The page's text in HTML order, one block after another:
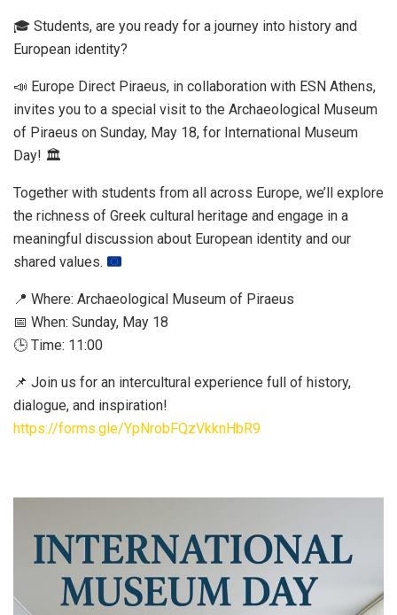
🎓 Students, are you ready for a journey into history and
European identity?
📣 Europe Direct Piraeus, in collaboration with ESN Athens,
invites you to a special visit to the Archaeological Museum
of Piraeus on Sunday, May 18, for International Museum
Day! 🏛️
Together with students from all across Europe, we’ll explore
the richness of Greek cultural heritage and engage in a
meaningful discussion about European identity and our
shared values.
📍 Where: Archaeological Museum of Piraeus
📅 When: Sunday, May 18
🕒 Time: 11:00
📌 Join us for an intercultural experience full of history,
dialogue, and inspiration!
https://forms.gle/YpNrobFQzVkknHbR9